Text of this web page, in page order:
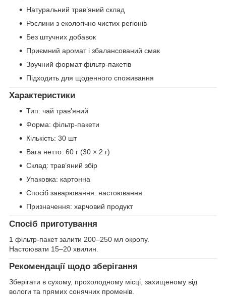
Натуральний трав’яний склад
Рослини з екологічно чистих регіонів
Без штучних добавок
Приємний аромат і збалансований смак
Зручний формат фільтр-пакетів
Підходить для щоденного споживання
Характеристики
Тип: чай трав’яний
Форма: фільтр-пакети
Кількість: 30 шт
Вага нетто: 60 г (30 × 2 г)
Склад: трав’яний збір
Упаковка: картонна
Спосіб заварювання: настоювання
Призначення: харчовий продукт
Спосіб приготування
1 фільтр-пакет залити 200–250 мл окропу.
Настоювати 15–20 хвилин.
Рекомендації щодо зберігання
Зберігати в сухому, прохолодному місці, захищеному від
вологи та прямих сонячних променів.